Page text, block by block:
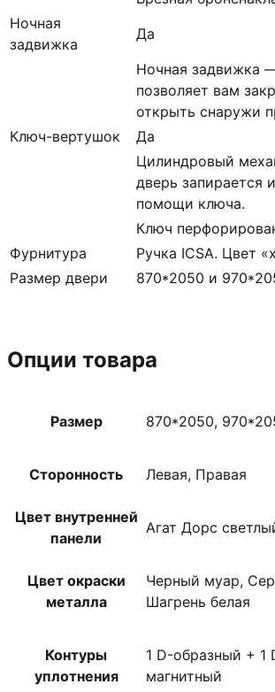
Ночная
задвижка
Да
Ночная задвижка
позволяет вам
открыть снаружи
Ключ-вертушок
Да
Цилиндровый
дверь запирается
помощи ключа.
Ключ
Фурнитура
Ручка ICSA. Цвет
Размер двери
870*2050 и
Опции товара
Размер 870*2050,
Сторонность Левая, Правая
Цвет внутренней
панели
Агат Дорс
Цвет окраски
металла
Черный муар,
Шагрень белая
Контуры
уплотнения
1 D-образный + 1
магнитный